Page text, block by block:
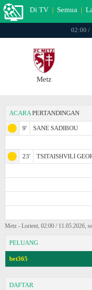
Di TV | Semua |
02:00 /
Metz
ACARA PERTANDINGAN
9'
SANE SADIBOU
23'
TSITAISHVILI
Metz - Lorient, 02:00 / 11.05.2026,
PELUANG
bet365
DAFTAR